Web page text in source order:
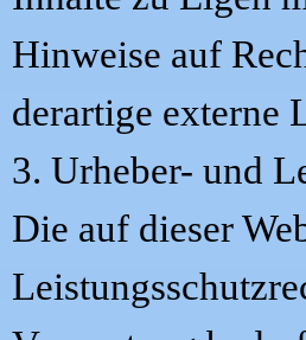
Hinweise auf
derartige externe
3. Urheber- und
Die auf dieser